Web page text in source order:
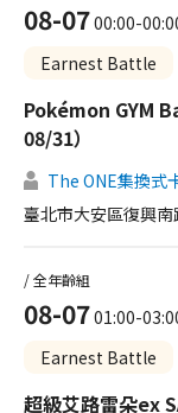
08-0700:00-
Earnest Battle
Pokémon GYM
08/31）
The ONE集換式
臺北市大安區復興
08-0701:00-
Earnest Battle
/ 全年齡組
超級艾路雷朵ex